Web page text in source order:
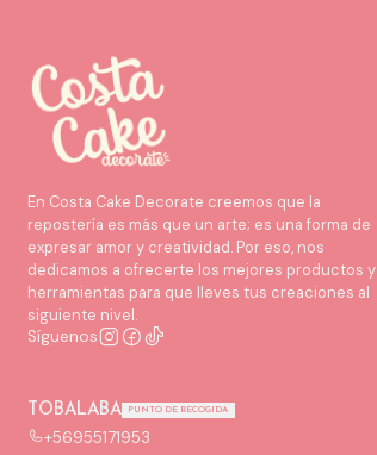
En Costa Cake Decorate creemos que la
repostería es más que un arte; es una forma de
expresar amor y creatividad. Por eso, nos
dedicamos a ofrecerte los mejores productos y
herramientas para que lleves tus creaciones al
siguiente nivel.
Síguenos
TOBALABA PUNTO DE RECOGIDA
+56955171953